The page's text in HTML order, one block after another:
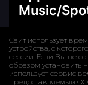
Сайт использует
устройства, с
сессии. Если Вы не
образом установить
использует сервис
предоставляемый